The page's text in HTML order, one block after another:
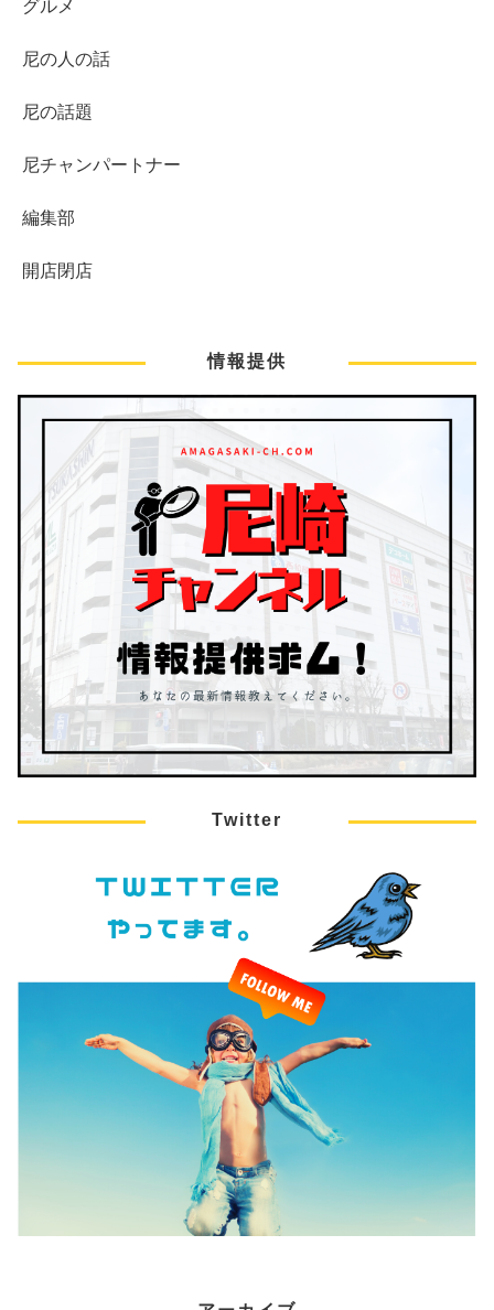
グルメ
尼の人の話
尼の話題
尼チャンパートナー
編集部
開店閉店
情報提供
Twitter